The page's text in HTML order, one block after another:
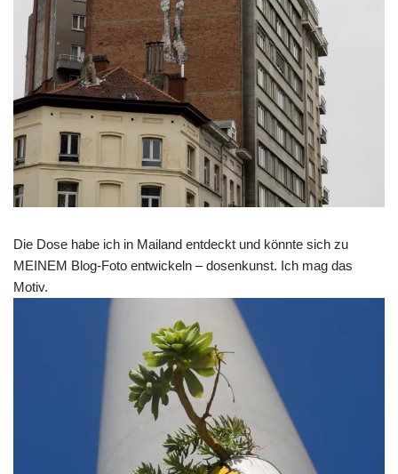
Die Dose habe ich in Mailand entdeckt und könnte sich zu
MEINEM Blog-Foto entwickeln – dosenkunst. Ich mag das
Motiv.